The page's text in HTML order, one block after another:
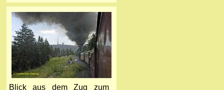
Blick aus dem Zug zum